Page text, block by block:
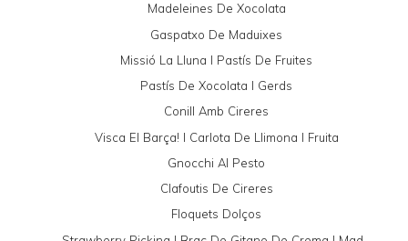
Madeleines De Xocolata
Gaspatxo De Maduixes
Missió La Lluna I Pastís De Fruites
Pastís De Xocolata I Gerds
Conill Amb Cireres
Visca El Barça! I Carlota De Llimona I Fruita
Gnocchi Al Pesto
Clafoutis De Cireres
Floquets Dolços